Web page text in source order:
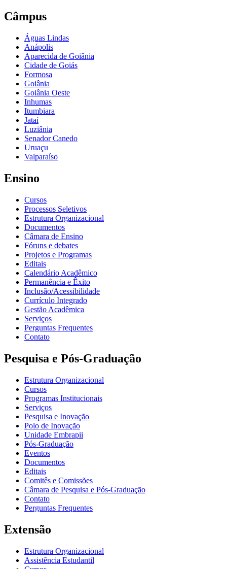
Câmpus
Águas Lindas
Anápolis
Aparecida de Goiânia
Cidade de Goiás
Formosa
Goiânia
Goiânia Oeste
Inhumas
Itumbiara
Jataí
Luziânia
Senador Canedo
Uruaçu
Valparaíso
Ensino
Cursos
Processos Seletivos
Estrutura Organizacional
Documentos
Câmara de Ensino
Fóruns e debates
Projetos e Programas
Editais
Calendário Acadêmico
Permanência e Êxito
Inclusão/Acessibilidade
Currículo Integrado
Gestão Acadêmica
Serviços
Perguntas Frequentes
Contato
Pesquisa e Pós-Graduação
Estrutura Organizacional
Cursos
Programas Institucionais
Serviços
Pesquisa e Inovação
Polo de Inovação
Unidade Embrapii
Pós-Graduação
Eventos
Documentos
Editais
Comitês e Comissões
Câmara de Pesquisa e Pós-Graduação
Contato
Perguntas Frequentes
Extensão
Estrutura Organizacional
Assistência Estudantil